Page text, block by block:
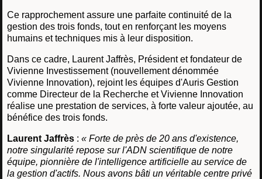
Ce rapprochement assure une parfaite continuité de la
gestion des trois fonds, tout en renforçant les moyens
humains et techniques mis à leur disposition.
Dans ce cadre, Laurent Jaffrès, Président et fondateur de
Vivienne Investissement (nouvellement dénommée
Vivienne Innovation), rejoint les équipes d'Auris Gestion
comme Directeur de la Recherche et Vivienne Innovation
réalise une prestation de services, à forte valeur ajoutée, au
bénéfice des trois fonds.
Laurent Jaffrès : « Forte de près de 20 ans d'existence,
notre singularité repose sur l'ADN scientifique de notre
équipe, pionnière de l'intelligence artificielle au service de
la gestion d'actifs. Nous avons bâti un véritable centre privé